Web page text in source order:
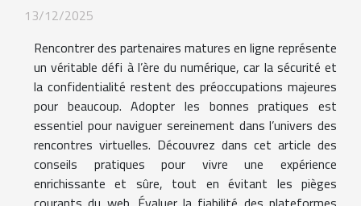
13/12/2025
Rencontrer des partenaires matures en ligne représente
un véritable défi à l’ère du numérique, car la sécurité et
la confidentialité restent des préoccupations majeures
pour beaucoup. Adopter les bonnes pratiques est
essentiel pour naviguer sereinement dans l’univers des
rencontres virtuelles. Découvrez dans cet article des
conseils pratiques pour vivre une expérience
enrichissante et sûre, tout en évitant les pièges